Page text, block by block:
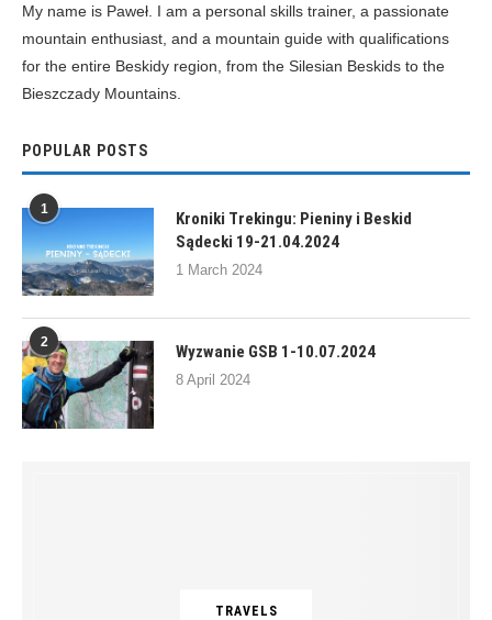
My name is Paweł. I am a personal skills trainer, a passionate
mountain enthusiast, and a mountain guide with qualifications
for the entire Beskidy region, from the Silesian Beskids to the
Bieszczady Mountains.
POPULAR POSTS
1
Kroniki Trekingu: Pieniny i Beskid
Sądecki 19-21.04.2024
1 March 2024
2 Wyzwanie GSB 1-10.07.2024
8 April 2024
TRAVELS